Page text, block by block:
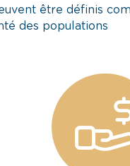
être définis
des populations